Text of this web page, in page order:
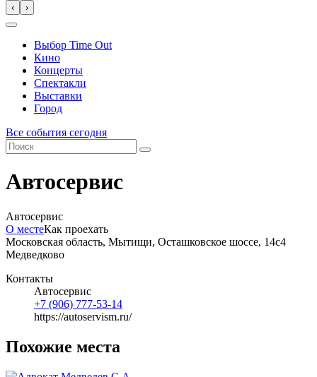
‹ ›
Выбор Time Out
Кино
Концерты
Спектакли
Выставки
Город
Все события сегодня
Автосервис
Автосервис
О местеКак проехать
Московская область, Мытищи, Осташковское шоссе, 14с4
Медведково
Контакты
Автосервис
+7 (906) 777-53-14
https://autoservism.ru/
Похожие места